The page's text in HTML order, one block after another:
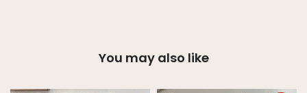
You may also like